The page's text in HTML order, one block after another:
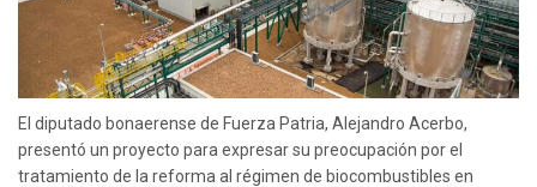
El diputado bonaerense de Fuerza Patria, Alejandro Acerbo,
presentó un proyecto para expresar su preocupación por el
tratamiento de la reforma al régimen de biocombustibles en